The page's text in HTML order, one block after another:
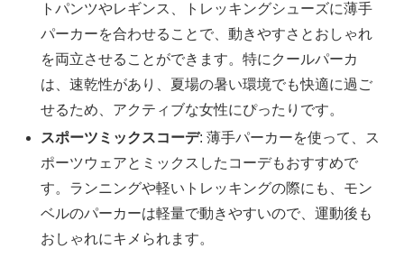
トパンツやレギンス、トレッキングシューズに薄手
パーカーを合わせることで、動きやすさとおしゃれ
を両立させることができます。特にクールパーカ
は、速乾性があり、夏場の暑い環境でも快適に過ご
せるため、アクティブな女性にぴったりです。
スポーツミックスコーデ: 薄手パーカーを使って、ス
ポーツウェアとミックスしたコーデもおすすめで
す。ランニングや軽いトレッキングの際にも、モン
ベルのパーカーは軽量で動きやすいので、運動後も
おしゃれにキメられます。